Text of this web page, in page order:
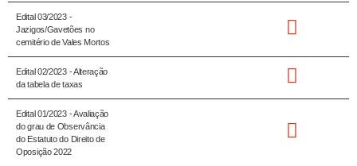
Edital 03/2023 -
Jazigos/Gavetões no
cemitério de Vales Mortos
Edital 02/2023 - Alteração
da tabela de taxas
Edital 01/2023 - Avaliação
do grau de Observância
do Estatuto do Direito de
Oposição 2022